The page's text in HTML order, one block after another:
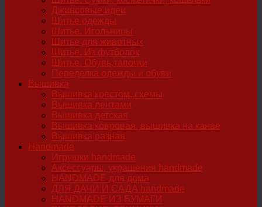
Джинсовые идеи
Шитье одежды
Шитье. Игольницы
Шитье для животных
Шитье. Из футболок
Шитье. Обувь,тапочки
Переделка одежды и обуви
Вышивка
Вышивка крестом, схемы
Вышивка лентами
Вышивка детская
Вышивка ковровая, вышивка на канве
Вышивка разная
Handmade
Игрушки handmade
Аксессуары, украшения handmade
HANDMADE для дома
ДЛЯ ДАЧИ И САДА handmade
HANDMADE ИЗ БУМАГИ